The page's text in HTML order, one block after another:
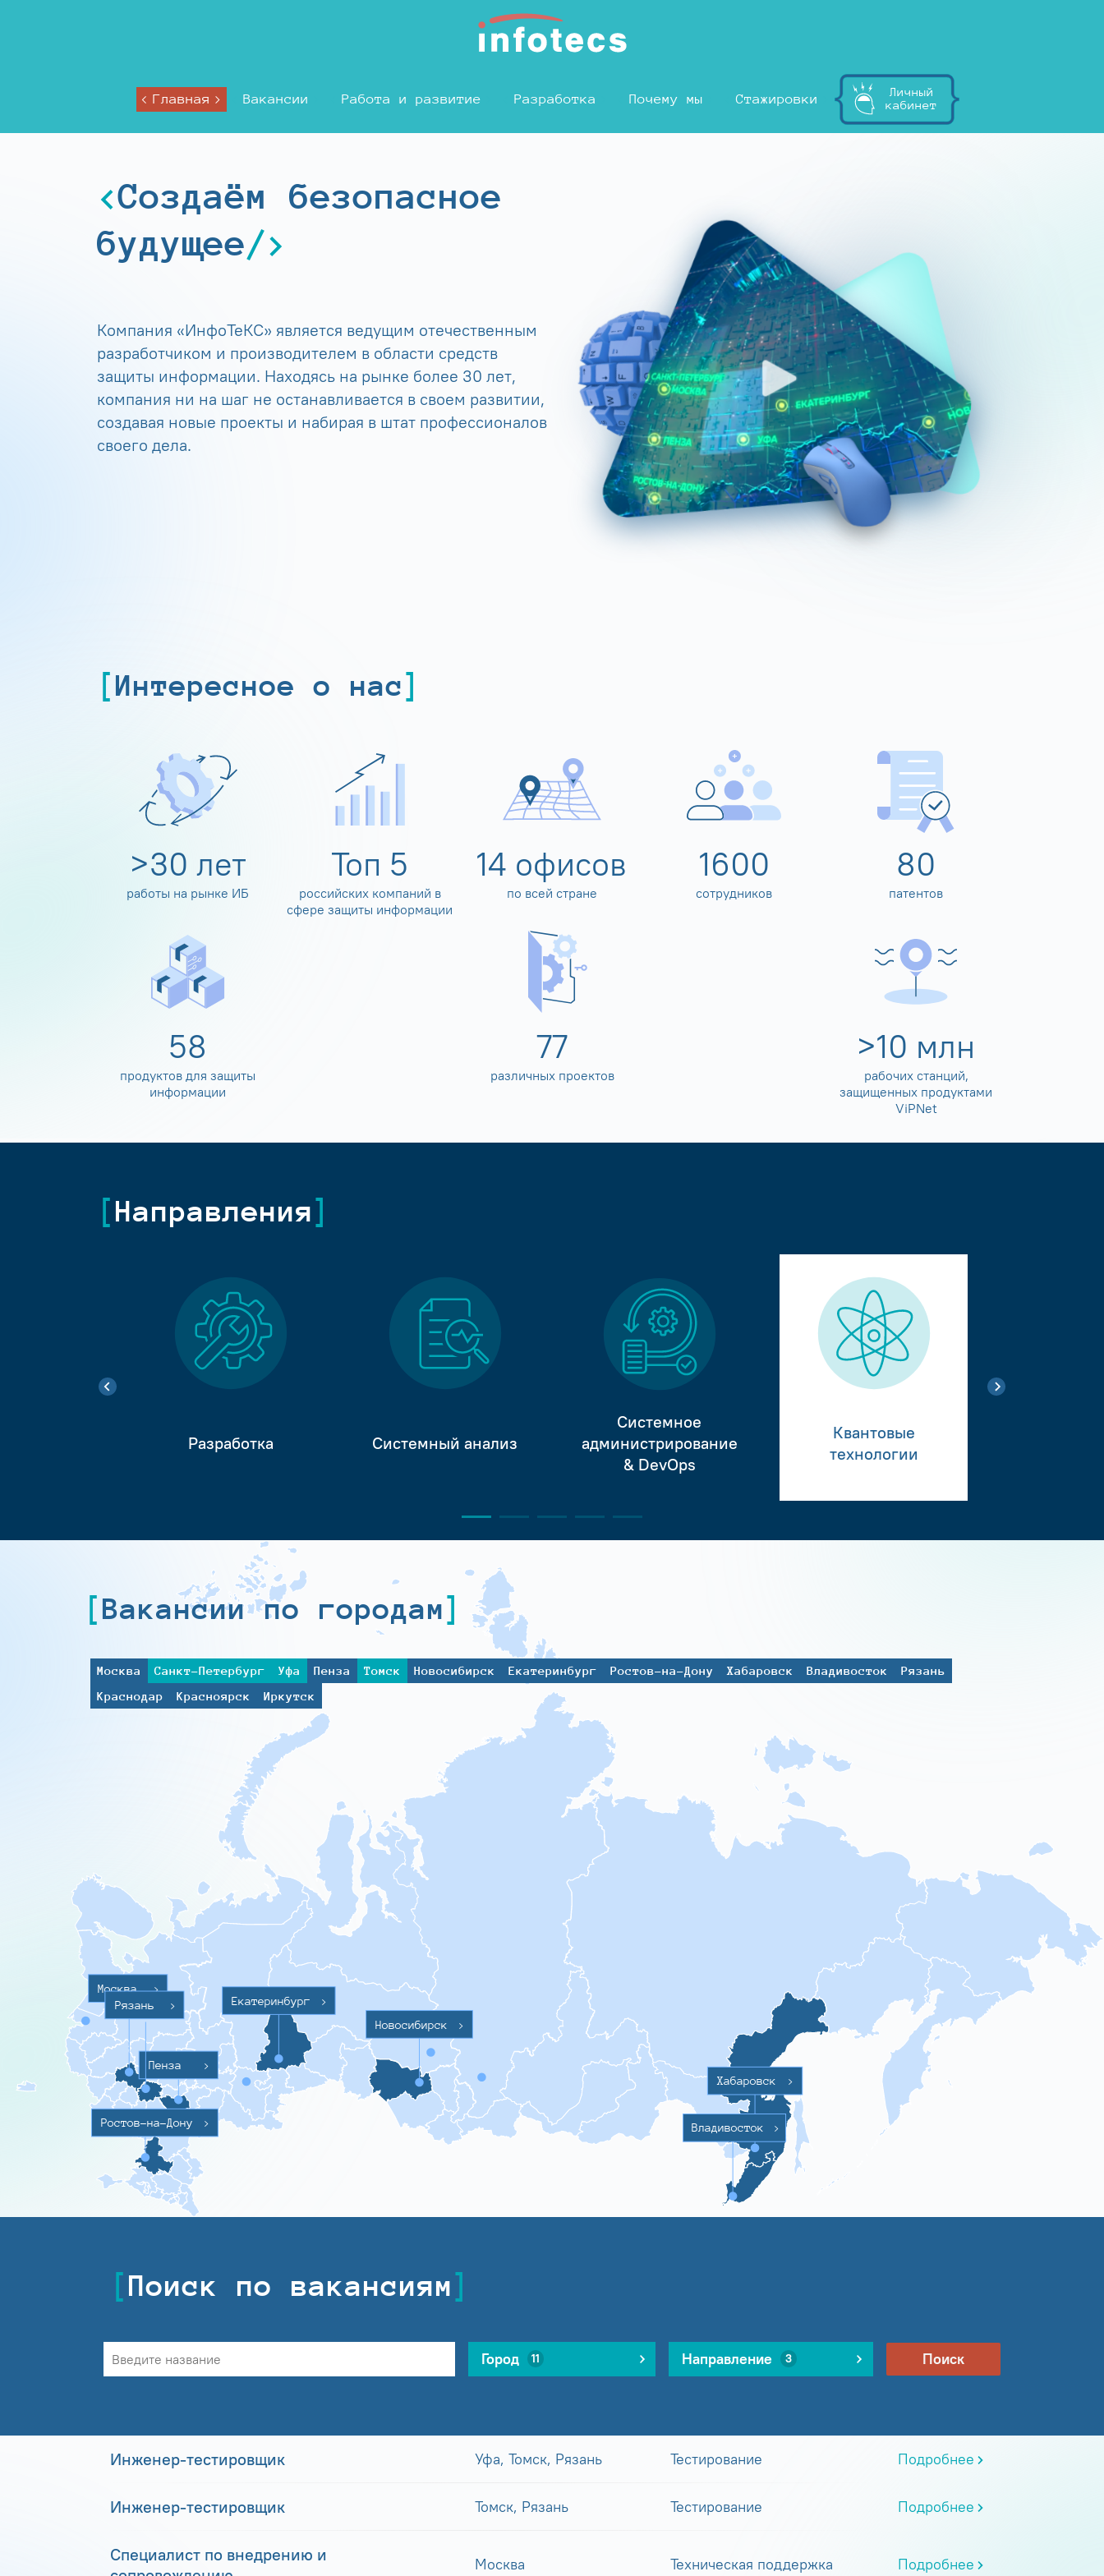
Главная Вакансии Работа и развитие Разработка Почему мы Стажировки
Личный
кабинет
Создаём безопасное
будущее
Компания «ИнфоТеКС» является ведущим отечественным
разработчиком и производителем в области средств
защиты информации. Находясь на рынке более 30 лет,
компания ни на шаг не останавливается в своем развитии,
создавая новые проекты и набирая в штат профессионалов
своего дела.
Интересное о нас
>30 лет
работы на рынке ИБ
Топ 5
российских компаний в
сфере защиты информации
14 офисов
по всей стране
1600
сотрудников
80
патентов
60
продуктов для защиты
информации
80
различных проектов
>10 млн
рабочих станций,
защищенных продуктами
ViPNet
Направления
Разработка Системный анализ
Системное
администрирование
& DevOps
Квантовые
технологии
Вакансии по городам
Москва Санкт-Петербург Уфа Пенза Томск Новосибирск Екатеринбург Ростов-на-Дону Хабаровск Владивосток
Рязань
Краснодар
Красноярск Иркутск
Москва >
Ростов-на-Дону >
Пенза >
Екатеринбург
>
Новосибирск
>
Хабаровск >
Владивосток >
Рязань >
Поиск по вакансиям
Город 11 Направление 3 Поиск
Инженер-тестировщик Уфа, Томск, Рязань Тестирование Подробнее
Инженер-тестировщик Томск, Рязань Тестирование Подробнее
Специалист по внедрению и
Москва Техническая поддержка Подробнее